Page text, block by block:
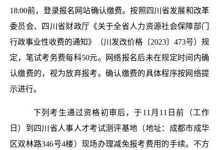
18:00前，登录报名网站确认缴费。按照四川省发展和改革
委员会、四川省财政厅《关于全省人力资源社会保障部门
行政事业性收费的通知》（川发改价格〔2023〕473号）规
定，笔试考务费每科50元。网络报名后未在规定时间内确
认缴费的，视为放弃报考。确认缴费的具体程序按网络提
示进行。
下列考生通过资格初审后，于11月11日前（工作
日）到四川省人事人才考试测评基地（地址：成都市成华
区双林路346号4楼）现场办理减免报考费用的手续。不方